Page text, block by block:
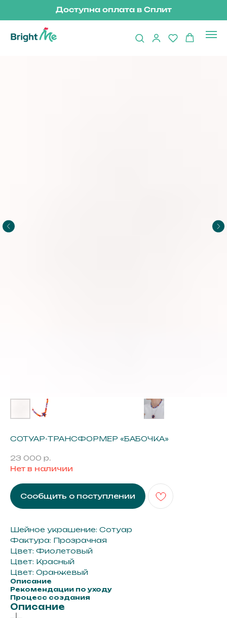
Доступна оплата в Сплит
СОТУАР-ТРАНСФОРМЕР «БАБОЧКА»
23 000 р.
Нет в наличии
Сообщить о поступлении
Шейное украшение: Сотуар
Фактура: Прозрачная
Цвет: Фиолетовый
Цвет: Красный
Цвет: Оранжевый
Описание
Рекомендации по уходу
Процесс создания
Описание